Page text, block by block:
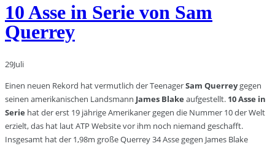
10 Asse in Serie von Sam
Querrey
29Juli
Einen neuen Rekord hat vermutlich der TeenagerSam Querreygegen
seinen amerikanischen Landsmann James Blake aufgestellt. 10 Asse in
Serie hat der erst 19 jährige Amerikaner gegen die Nummer 10 der Welt
erzielt, das hat laut ATP Website vor ihm noch niemand geschafft.
Insgesamt hat der 1,98m große Querrey 34 Asse gegen James Blake